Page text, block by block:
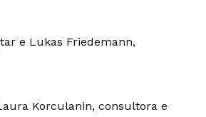
e Lukas Friedemann,
Korculanin, consultora e